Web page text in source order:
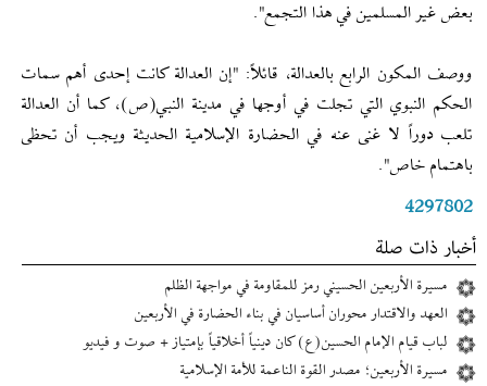
بعض غير المسلمين في هذا التجمع".
ووصف المكون الرابع بالعدالة، قائلاً: "إن العدالة كانت إحدى أهم سمات
الحكم النبوي التي تجلت في أوجها في مدينة النبي(ص)، كما أن العدالة
تلعب دوراً لا غنى عنه في الحضارة الإسلامية الحديثة ويجب أن تحظى
باهتمام خاص".
4297802
أخبار ذات صلة
مسيرة الأربعين الحسيني رمز للمقاومة في مواجهة الظلم
العهد والاقتدار محوران أساسيان في بناء الحضارة في الأربعين
لباب قیام الإمام الحسین(ع) کان دينياً أخلاقياً بإمتیاز + صوت و فیديو
مسيرة الأربعين؛ مصدر القوة الناعمة للأمة الإسلامية